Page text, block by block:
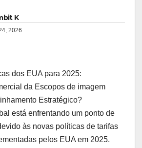
K
2026
dos EUA para 2025:
da Escopos de imagem
Estratégico?
está enfrentando um ponto de
às novas políticas de tarifas
pelos EUA em 2025.